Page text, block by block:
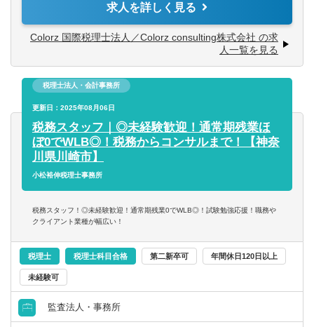
■自ら考え動ける方
【働き方について】
■事務所全体としてペーパーレス化できているため、ほぼフ
リモート中でもチャットツールを導入しており、社内の
コミュニケーションも円滑です◎
フレックス制度もあるので、個人の裁量を持って働けま
す。
■5年以上や10年以上在籍しているスタッフもおり、定着率
がとても良い事務所です◎
す。
マを変えて、スタッフ全員で知識を高め合っています。
内容は録画もしており、参加ができなかった場合でも知
識のキャッチアップができる仕組みです。
売上3億～30億円のクライアントが売上30億円～100億円へ
成長するためのご支援をテーマに、
規模の拡大に伴い発生する様々な問題の解決や多様な成長
多くの中小企業が財務の専門家を持たず、適切なアドバイ
スを受けられないでいる状況を解決するため、
Colorzでは税務顧問をベースとした財務コンサルティング
を提供し、経営者が適切な経営戦略を構築できるよう、財
務の面からサポートしています。
ビジネスモデルや人間性に共感できるクライアントと共
に、経営者の目指すビジョンに向かって二人三脚で進んで
いく私たちの仕事は、いわば経営者の右腕。
現場に深く入り込み、本質的な課題を解決する高い能力が
求められます。
本気で成長支援をするには財務戦略やM&Aなど、さまざま
な知識が求められるため、
その過程で実力がつき、”一流の会計人”として成長していく
ことができます。
求人を詳しく見る
Colorz 国際税理士法人／Colorz consulting株式会社 の求
人一覧を見る
税理士法人・会計事務所
更新日：2025年08月06日
税務スタッフ｜◎未経験歓迎！通常期残業ほ
ぼ0でWLB◎！税務からコンサルまで！【神奈
川県川崎市】
小松裕伸税理士事務所
税務スタッフ！◎未経験歓迎！通常期残業0でWLB◎！試験勉強応援！職務や
クライアント業種が幅広い！
税理士 税理士科目合格 第二新卒可 年間休日120日以上
未経験可
監査法人・事務所